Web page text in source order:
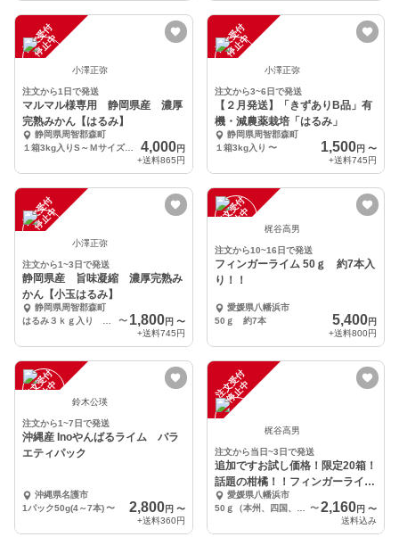
注
文
受
付
停
止
中
小澤正弥
注文から1日で発送
マルマル様専用 静岡県産 濃厚
完熟みかん【はるみ】
静岡県周智郡森町
１箱3kg入りS～Ｍサイズが18～25個入りが２箱
4,000円
+送料865円
注
文
受
付
停
止
中
小澤正弥
注文から3~6日で発送
【２月発送】「きずありB品」有
機・減農薬栽培「はるみ」
静岡県周智郡森町
１箱3kg入り 〜 1,500円 〜
+送料745円
注
文
受
付
停
止
中
小澤正弥
注文から1~3日で発送
静岡県産 旨味凝縮 濃厚完熟み
かん【小玉はるみ】
静岡県周智郡森町
〜 1,800円 〜
+送料745円
注
文
受
付
停
止
中 梶谷高男
注文から10~16日で発送
フィンガーライム 50ｇ 約7本入
り！！
愛媛県八幡浜市
50ｇ 約7本
5,400円
+送料800円
注
文
受
付
停
止
中 鈴木公瑛
注文から1~7日で発送
沖縄産 Inoやんばるライム バラ
エティパック
沖縄県名護市
1パック50g(4～7本)〜 2,800円 〜
+送料360円
注
文
受
付
停
止
中
梶谷高男
注文から当日~3日で発送
追加ですお試し価格！限定20箱！
話題の柑橘！！フィンガーライム
！送料無料！！
愛媛県八幡浜市
〜2,160円 〜
送料込み